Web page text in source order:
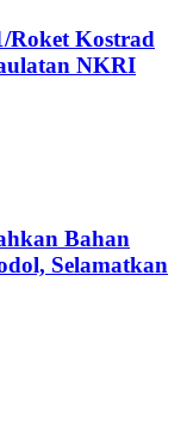
Roket Kostrad
NKRI
Bahan
Selamatkan